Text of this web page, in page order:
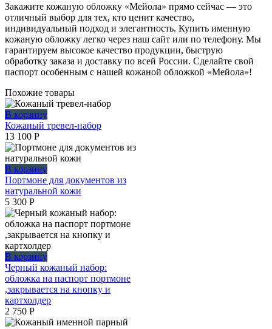
Закажите кожаную обложку «Мейола» прямо сейчас — это
отличный выбор для тех, кто ценит качество,
индивидуальный подход и элегантность. Купить именную
кожаную обложку легко через наш сайт или по телефону. Мы
гарантируем высокое качество продукции, быструю
обработку заказа и доставку по всей России. Сделайте свой
паспорт особенным с нашей кожаной обложкой «Мейола»!
Похожие товары
В корзину
Кожаный тревел-набор
13 100 Р
В корзину
Портмоне для документов из
натуральной кожи
5 300 Р
В корзину
Черный кожаный набор:
обложка на паспорт портмоне
,закрывается на кнопку и
картхолдер
2 750 Р